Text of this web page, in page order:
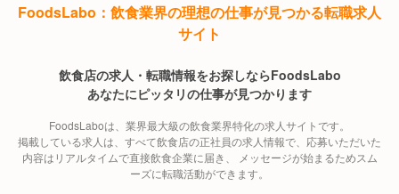
FoodsLabo：飲食業界の理想の仕事が見つかる転職求人
サイト
飲食店の求人・転職情報をお探しならFoodsLabo
あなたにピッタリの仕事が見つかります
FoodsLaboは、業界最大級の飲食業界特化の求人サイトです。
掲載している求人は、すべて飲食店の正社員の求人情報で、応募いただいた
内容はリアルタイムで直接飲食企業に届き、 メッセージが始まるためスム
ーズに転職活動ができます。